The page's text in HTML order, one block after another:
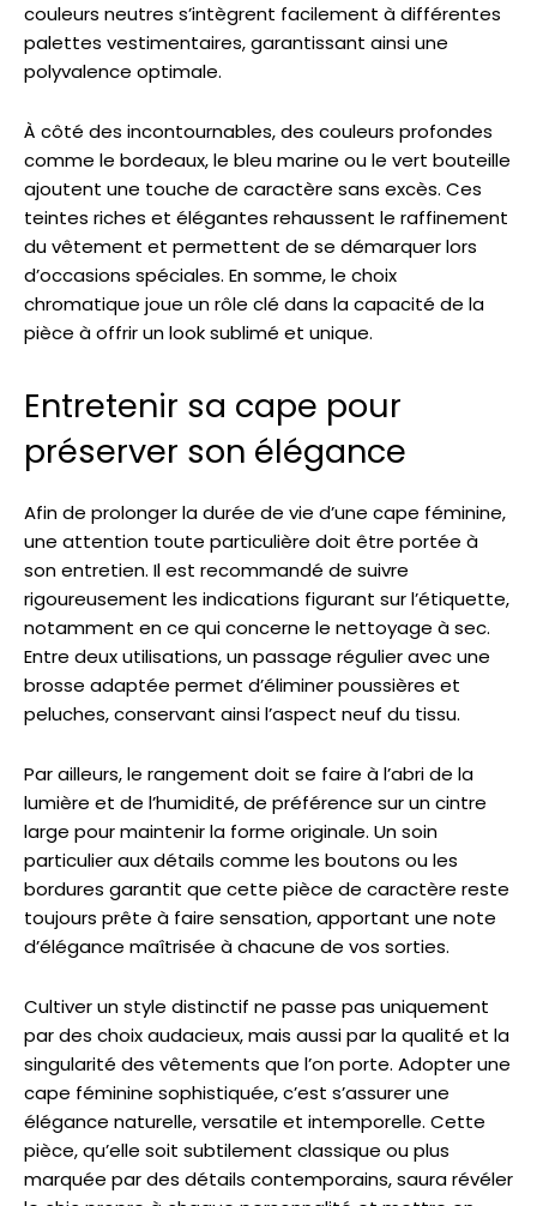
couleurs neutres s’intègrent facilement à différentes
palettes vestimentaires, garantissant ainsi une
polyvalence optimale.
À côté des incontournables, des couleurs profondes
comme le bordeaux, le bleu marine ou le vert bouteille
ajoutent une touche de caractère sans excès. Ces
teintes riches et élégantes rehaussent le raffinement
du vêtement et permettent de se démarquer lors
d’occasions spéciales. En somme, le choix
chromatique joue un rôle clé dans la capacité de la
pièce à offrir un look sublimé et unique.
Entretenir sa cape pour
préserver son élégance
Afin de prolonger la durée de vie d’une cape féminine,
une attention toute particulière doit être portée à
son entretien. Il est recommandé de suivre
rigoureusement les indications figurant sur l’étiquette,
notamment en ce qui concerne le nettoyage à sec.
Entre deux utilisations, un passage régulier avec une
brosse adaptée permet d’éliminer poussières et
peluches, conservant ainsi l’aspect neuf du tissu.
Par ailleurs, le rangement doit se faire à l’abri de la
lumière et de l’humidité, de préférence sur un cintre
large pour maintenir la forme originale. Un soin
particulier aux détails comme les boutons ou les
bordures garantit que cette pièce de caractère reste
toujours prête à faire sensation, apportant une note
d’élégance maîtrisée à chacune de vos sorties.
Cultiver un style distinctif ne passe pas uniquement
par des choix audacieux, mais aussi par la qualité et la
singularité des vêtements que l’on porte. Adopter une
cape féminine sophistiquée, c’est s’assurer une
élégance naturelle, versatile et intemporelle. Cette
pièce, qu’elle soit subtilement classique ou plus
marquée par des détails contemporains, saura révéler